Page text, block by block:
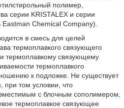
полимер,
серии KRISTALEX и серии
Chemical Company).
в смесь для целей
термоплавкого связующего
термоплавкому связующему
термоплавкого
к подложке. Не существует
при том условии, что
с блочным сополимером,
термоплавкое связующее